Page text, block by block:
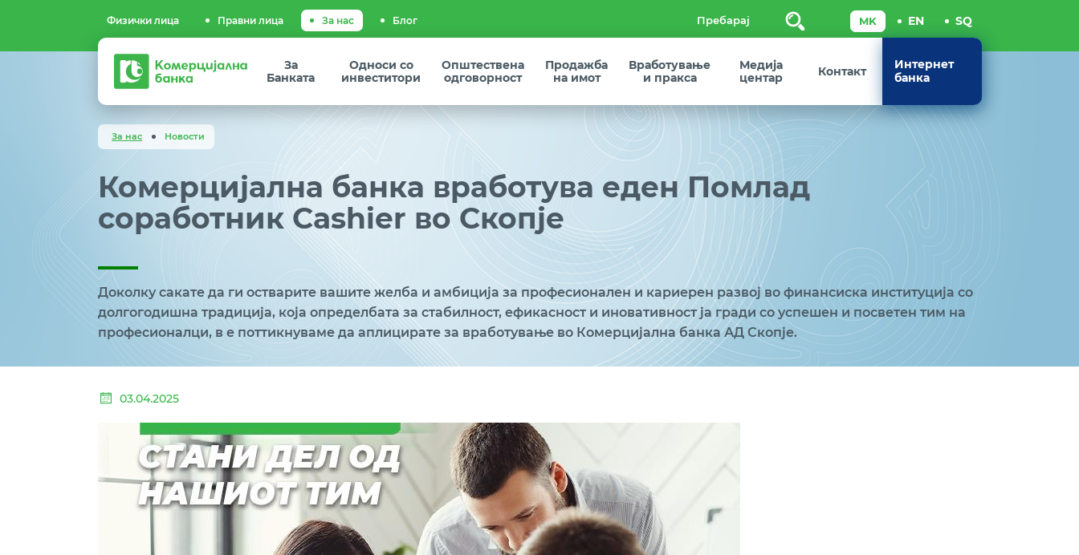
Физички лица Правни лица За нас Блог Пребарај
Комерцијална
банка
За
Банката
Односи со
инвеститори
Општествена
одговорност
Продажба
на имот
Вработување
и пракса
Медија
центар
Контакт
Интернет
банка
За нас Новости
Комерцијална банка вработува еден Помлад
соработник Cashier во Скопје
Доколку сакате да ги остварите вашите желба и амбиција за професионален и кариерен развој во финансиска институција со
долгогодишна традиција, која определбата за стабилност, ефикасност и иновативност ја гради со успешен и посветен тим на
професионалци, в е поттикнуваме да аплицирате за вработување во Комерцијална банка АД Скопје.
03.04.2025